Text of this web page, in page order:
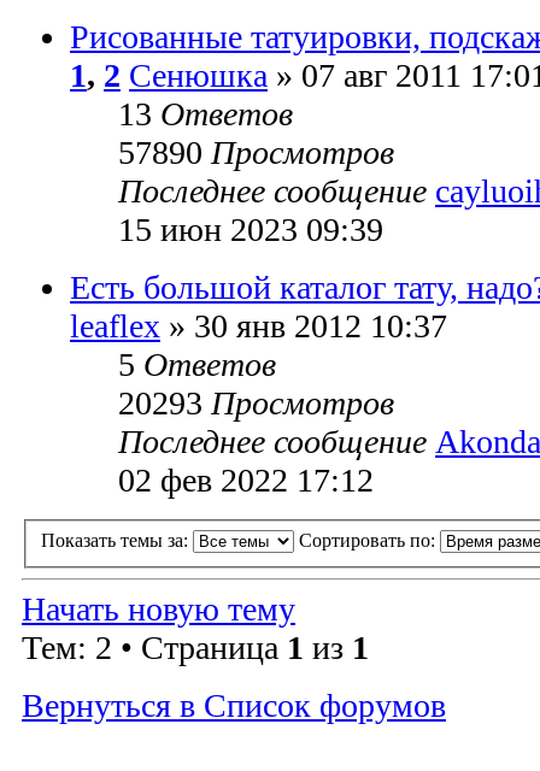
Рисованные татуировки,
1, 2 Сенюшка » 07 авг 2011
13 Ответов
57890Просмотров
Последнее сообщение
15 июн 2023 09:39
Есть большой каталог тату,
leaflex » 30 янв 2012 10:37
5 Ответов
20293Просмотров
Последнее сообщение
02 фев 2022 17:12
Показать темы за: Сортировать по:
Начать новую тему
Тем: 2 • Страница 1 из 1
Вернуться в Список форумов